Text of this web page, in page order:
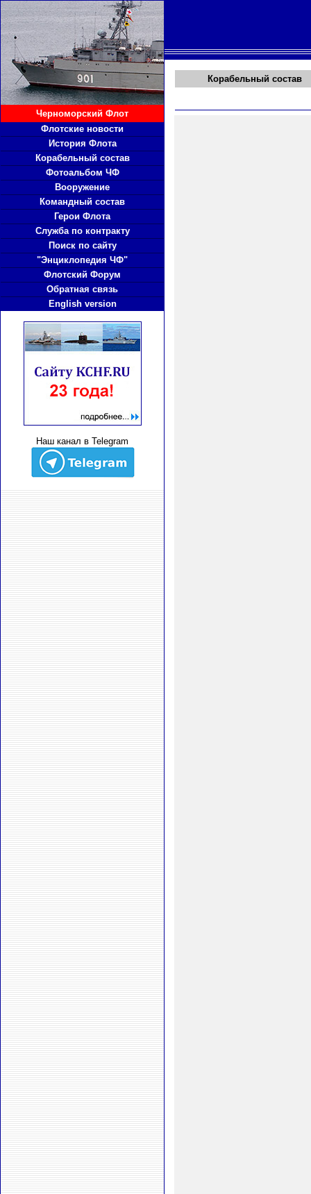
Черноморский Флот
Флотские новости
История Флота
Корабельный состав
Фотоальбом ЧФ
Вооружение
Командный состав
Герои Флота
Служба по контракту
Поиск по сайту
"Энциклопедия ЧФ"
Флотский Форум
Обратная связь
English version
Наш канал в Telegram
Корабельный состав